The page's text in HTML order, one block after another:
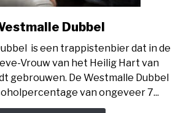
link
Westmalle
Dubbel
Dubbel
is een trappistenbier dat in de
Vrouw van het Heilig Hart van
gebrouwen. De Westmalle Dubbel
van ongeveer 7...